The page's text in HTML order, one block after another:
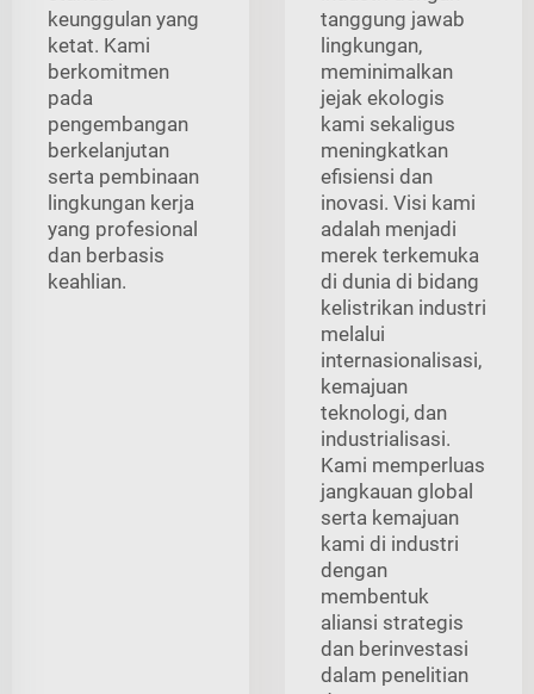
keunggulan yang
ketat. Kami
berkomitmen
pada
pengembangan
berkelanjutan
serta pembinaan
lingkungan kerja
yang profesional
dan berbasis
keahlian.
tanggung jawab
lingkungan,
meminimalkan
jejak ekologis
kami sekaligus
meningkatkan
efisiensi dan
inovasi. Visi kami
adalah menjadi
merek terkemuka
di dunia di bidang
kelistrikan industri
melalui
internasionalisasi,
kemajuan
teknologi, dan
industrialisasi.
Kami memperluas
jangkauan global
serta kemajuan
kami di industri
dengan
membentuk
aliansi strategis
dan berinvestasi
dalam penelitian